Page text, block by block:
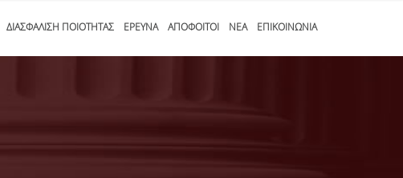
ΔΙΑΣΦΑΛΙΣΗ ΠΟΙΟΤΗΤΑΣ ΕΡΕΥΝΑ ΑΠΟΦΟΙΤΟΙ ΝΕΑ ΕΠΙΚΟΙΝΩΝΙΑ